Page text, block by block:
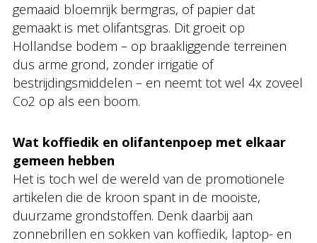
gemaaid bloemrijk bermgras, of papier dat
gemaakt is met olifantsgras. Dit groeit op
Hollandse bodem – op braakliggende terreinen
dus arme grond, zonder irrigatie of
bestrijdingsmiddelen – en neemt tot wel 4x zoveel
Co2 op als een boom.
Wat koffiedik en olifantenpoep met elkaar
gemeen hebben
Het is toch wel de wereld van de promotionele
artikelen die de kroon spant in de mooiste,
duurzame grondstoffen. Denk daarbij aan
zonnebrillen en sokken van koffiedik, laptop- en